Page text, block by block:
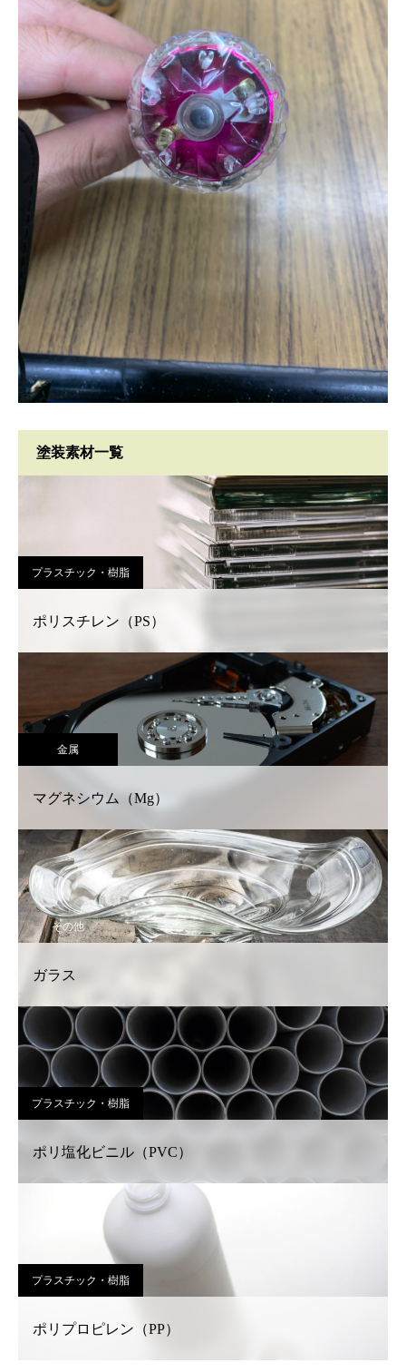
塗装素材一覧
プラスチック・樹脂
ポリスチレン（PS）
金属
マグネシウム（Mg）
その他
ガラス
プラスチック・樹脂
ポリ塩化ビニル（PVC）
プラスチック・樹脂
ポリプロピレン（PP）